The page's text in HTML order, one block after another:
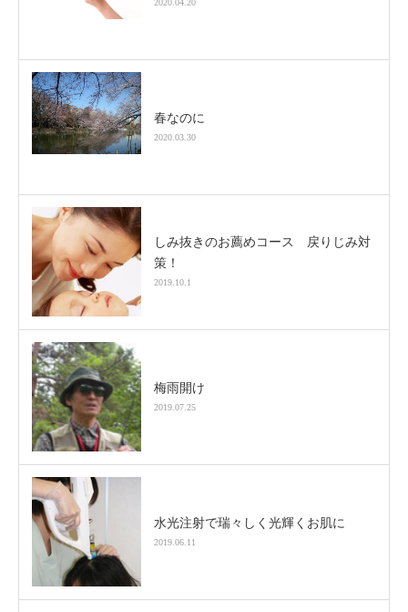
2020.04.20
春なのに
2020.03.30
しみ抜きのお薦めコース 戻りじみ対
策！
2019.10.1
梅雨開け
2019.07.25
水光注射で瑞々しく光輝くお肌に
2019.06.11